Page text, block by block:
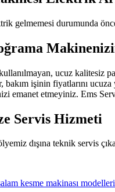
gelmemesi durumunda
ucuz kalitesiz
bakım işinin fiyatlarını
emanet etmeyiniz. Ems
Servis Hizmeti
dışına teknik servis